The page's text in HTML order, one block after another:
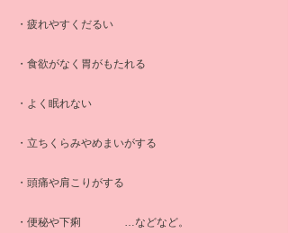
・疲れやすくだるい
・食欲がなく胃がもたれる
・よく眠れない
・立ちくらみやめまいがする
・頭痛や肩こりがする
・便秘や下痢　　　　…などなど。